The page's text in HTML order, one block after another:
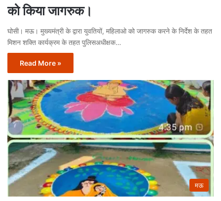
को किया जागरुक।
घोसी। मऊ। मुख्यमंत्री के द्वारा युवतियों, महिलाओ को जागरुक करने के निर्देश के तहत
मिशन शक्ति कार्यक्रम के तहत पुलिसअधीक्षक…
Read More »
मऊ